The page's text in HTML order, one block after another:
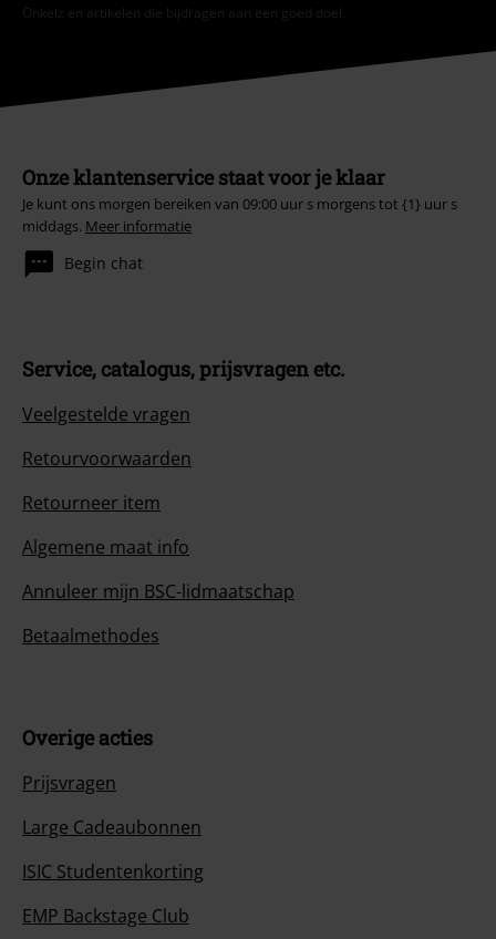
Onkelz en artikelen die bijdragen aan een goed doel.
Onze klantenservice staat voor je klaar
Je kunt ons morgen bereiken van 09:00 uur s morgens tot {1} uur s
middags. Meer informatie
Begin chat
Service, catalogus, prijsvragen etc.
Veelgestelde vragen
Retourvoorwaarden
Retourneer item
Algemene maat info
Annuleer mijn BSC-lidmaatschap
Betaalmethodes
Overige acties
Prijsvragen
Large Cadeaubonnen
ISIC Studentenkorting
EMP Backstage Club